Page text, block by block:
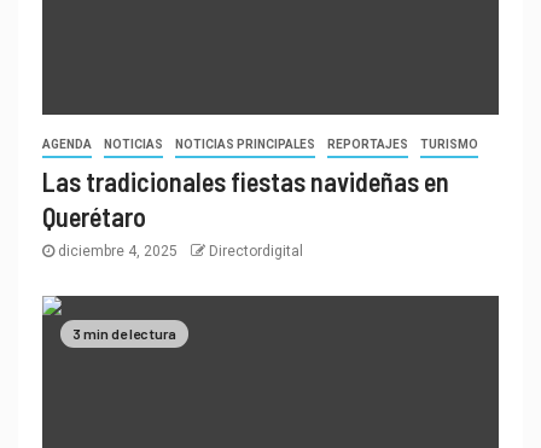
AGENDA NOTICIAS NOTICIAS PRINCIPALES REPORTAJES TURISMO
Las tradicionales fiestas navideñas en
Querétaro
diciembre 4, 2025 Directordigital
3 min de lectura